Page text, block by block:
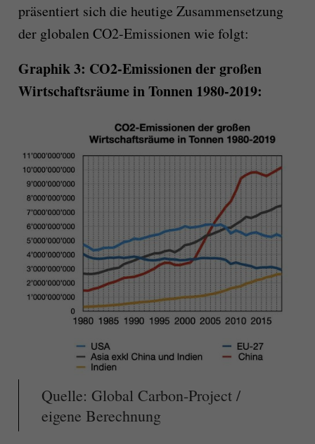
präsentiert sich die heutige Zusammensetzung
der globalen CO2-Emissionen wie folgt:
Graphik 3: CO2-Emissionen der großen
Wirtschaftsräume in Tonnen 1980-2019:
Quelle: Global Carbon-Project /
eigene Berechnung